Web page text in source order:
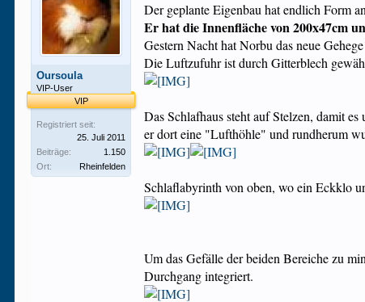
Oursoula
VIP-User
VIP
Registriert seit:
25. Juli 2011
Beiträge:
1.150
Ort:
Rheinfelden
Der geplante Eigenbau hat endlich Form
Er hat die Innenfläche von 200x47cm
Gestern Nacht hat Norbu das neue
Die Luftzufuhr ist durch Gitterblech
Das Schlafhaus steht auf Stelzen, damit
er dort eine "Lufthöhle" und rundherum
Schlaflabyrinth von oben, wo ein Eckklo
Um das Gefälle der beiden Bereiche zu
Durchgang integriert.